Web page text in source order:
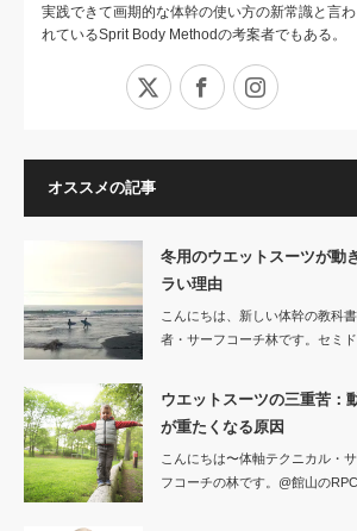
実践できて画期的な体幹の使い方の新常識と言わ
れているSprit Body Methodの考案者でもある。
Facebook
オススメの記事
冬用のウエットスーツが動
ラい理由
こんにちは、新しい体幹の教科
者・サーフコーチ林です。セミド
ウエットスーツの三重苦：
が重たくなる原因
こんにちは〜体軸テクニカル・
フコーチの林です。@館山の